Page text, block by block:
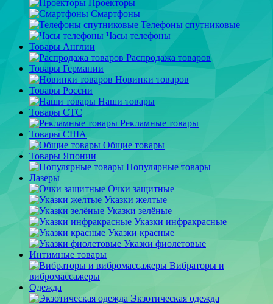
Проекторы
Смартфоны
Телефоны спутниковые
Часы телефоны
Товары Англии
Распродажа товаров
Товары Германии
Новинки товаров
Товары России
Наши товары
Товары СТС
Рекламные товары
Товары США
Общие товары
Товары Японии
Популярные товары
Лазеры
Очки защитные
Указки желтые
Указки зелёные
Указки инфракрасные
Указки красные
Указки фиолетовые
Интимные товары
Вибраторы и
вибромассажеры
Одежда
Экзотическая одежда